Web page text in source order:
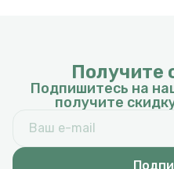
Получите
Подпишитесь на
получите